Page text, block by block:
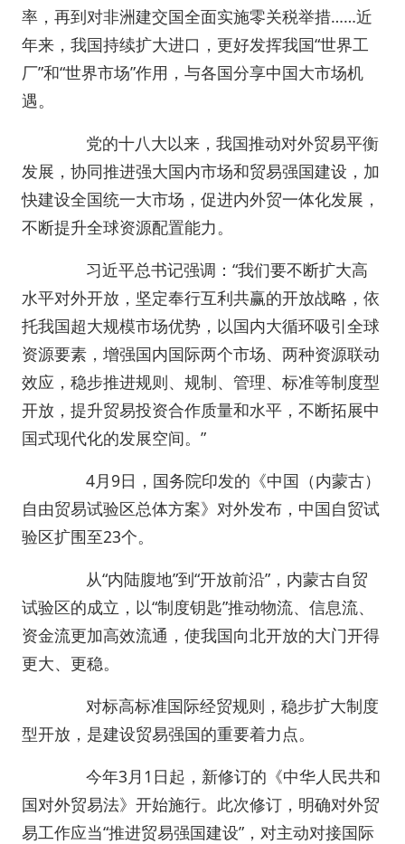
率，再到对非洲建交国全面实施零关税举措……近
年来，我国持续扩大进口，更好发挥我国“世界工
厂”和“世界市场”作用，与各国分享中国大市场机
遇。
党的十八大以来，我国推动对外贸易平衡
发展，协同推进强大国内市场和贸易强国建设，加
快建设全国统一大市场，促进内外贸一体化发展，
不断提升全球资源配置能力。
习近平总书记强调：“我们要不断扩大高
水平对外开放，坚定奉行互利共赢的开放战略，依
托我国超大规模市场优势，以国内大循环吸引全球
资源要素，增强国内国际两个市场、两种资源联动
效应，稳步推进规则、规制、管理、标准等制度型
开放，提升贸易投资合作质量和水平，不断拓展中
国式现代化的发展空间。”
4月9日，国务院印发的《中国（内蒙古）
自由贸易试验区总体方案》对外发布，中国自贸试
验区扩围至23个。
从“内陆腹地”到“开放前沿”，内蒙古自贸
试验区的成立，以“制度钥匙”推动物流、信息流、
资金流更加高效流通，使我国向北开放的大门开得
更大、更稳。
对标高标准国际经贸规则，稳步扩大制度
型开放，是建设贸易强国的重要着力点。
今年3月1日起，新修订的《中华人民共和
国对外贸易法》开始施行。此次修订，明确对外贸
易工作应当“推进贸易强国建设”，对主动对接国际